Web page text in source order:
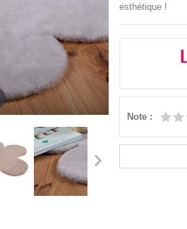
esthétique !
Note :